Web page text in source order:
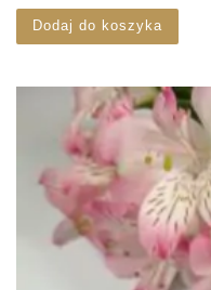
Dodaj do koszyka